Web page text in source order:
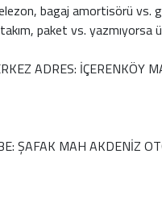
bagaj amortisörü vs.
takım, paket vs. yazmıyorsa
ADRES: İÇERENKÖY
ŞAFAK MAH AKDENİZ